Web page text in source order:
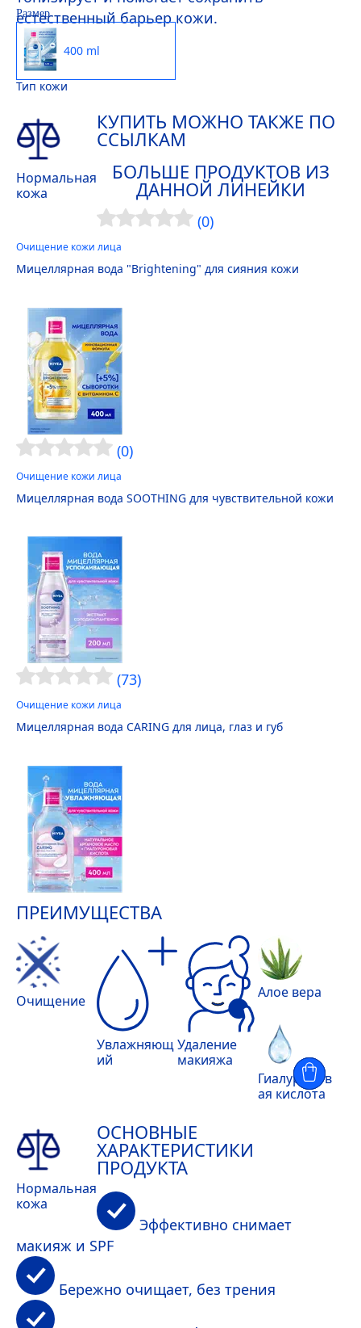
естественный барьер кожи.
Размер
400 ml
Тип кожи
Нормальная
кожа
КУПИТЬ МОЖНО ТАКЖЕ ПО
ССЫЛКАМ
БОЛЬШЕ ПРОДУКТОВ ИЗ
ДАННОЙ ЛИНЕЙКИ
(0)
Очищение кожи лица
Мицеллярная вода "Brightening" для сияния кожи
(0)
Очищение кожи лица
Мицеллярная вода SOOTHING для чувствительной кожи
(73)
Очищение кожи лица
Мицеллярная вода CARING для лица, глаз и губ
ПРЕИМУЩЕСТВА
Очищение
Увлажняющ
ий
Удаление
макияжа
Алое вера
Гиалуронов
ая кислота
Нормальная
кожа
ОСНОВНЫЕ
ХАРАКТЕРИСТИКИ
ПРОДУКТА
Эффективно снимает
макияж и SPF
Бережно очищает, без трения